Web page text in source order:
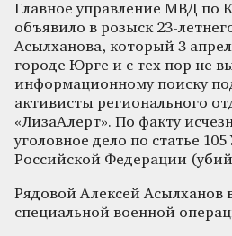
Главное управление МВД по
объявило в розыск 23-
Асылханова, который 3
городе Юрге и с тех пор не
информационному поиску
активисты регионального
«ЛизаАлерт». По факту
уголовное дело по статье
Российской Федерации
Рядовой Алексей Асылханов
специальной военной